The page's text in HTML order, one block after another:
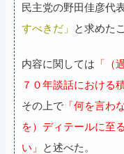
民主党の野田佳彦代
すべきだ」
と求めた
内容に関しては 「（
７０年談話における
その上で 「何を言わ
を）ディテールに至
い」
と述べた。